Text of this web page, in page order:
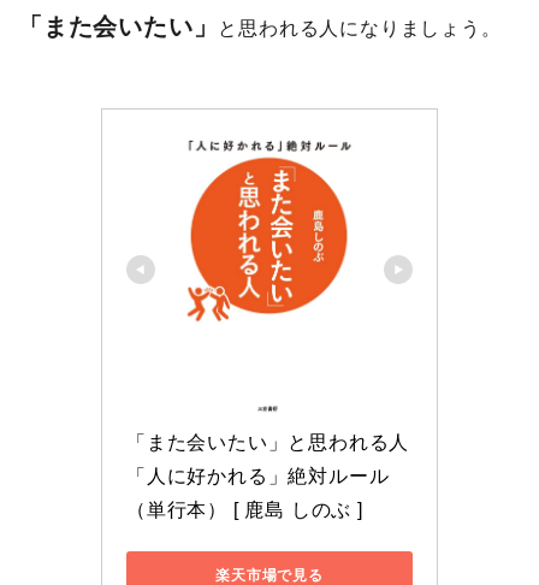
「また会いたい」 と思われる人になりましょう。
「また会いたい」と思われる人
「人に好かれる」絶対ルール
（単行本） [ 鹿島 しのぶ ]
楽天市場で見る